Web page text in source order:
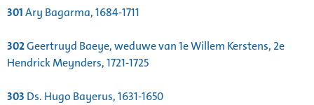
301Ary Bagarma, 1684-1711
302Geertruyd Baeye, weduwe van 1e Willem Kerstens, 2e
Hendrick Meynders, 1721-1725
303 Ds. Hugo Bayerus, 1631-1650